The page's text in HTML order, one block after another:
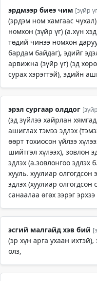
эрдмээр биеэ чим [зүйр
(эрдэм ном хамгаас
номхон (зүйр үг) (а.хүн
төдий чинээ номхон
бардам байдаг), эдийг
арвижна (зүйр үг) (эд
сурах хэрэгтэй), эдийн
эрэл сургаар олддог
(эд зүйлээ хайрлан
ашиглах тэмээ эдлэх
өөрт тохиосон үйлээ
шийтгэл хүлээх), зовлон
эдлэх (а.зовлонгоо эдлэх
хууль. хуулиар олгогдсон
эдлэх (хуулиар
санаалаа өгөх зэрэг эрхээ
эсгий малгайд хэв бий
(эр хүн арга ухаан
олз,